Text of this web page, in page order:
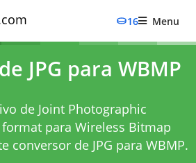
16 Menu
JPG para WBMP
de Joint Photographic
format para Wireless Bitmap
conversor de JPG para WBMP.